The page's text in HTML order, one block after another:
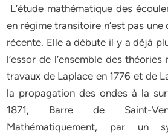
L’étude mathématique des
en régime transitoire n’est pas
récente. Elle a débute il y a déjà
l’essor de l’ensemble des
travaux de Laplace en 1776 et de
la propagation des ondes à la
1871, Barre de Saint-
Mathématiquement, par un